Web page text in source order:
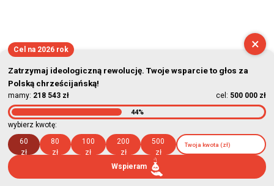
×
Cel na 2026 rok
Zatrzymaj ideologiczną rewolucję. Twoje wsparcie to głos za
Polską chrześcijańską!
mamy: 218 543 zł cel: 500 000 zł
44%
wybierz kwotę:
60
zł
80
zł
100
zł
200
zł
500
zł
Wspieram